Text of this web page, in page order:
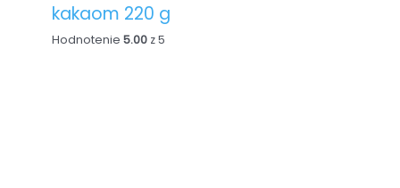
kakaom 220 g
Hodnotenie5.00 z 5